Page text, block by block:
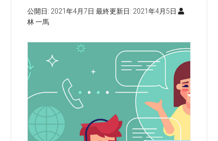
公開日: 2021年4月7日 最終更新日: 2021年4月5日
林 一馬